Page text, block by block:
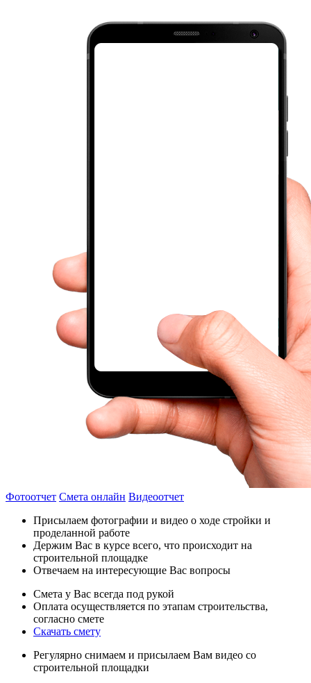
Фотоотчет Смета онлайн Видеоотчет
Присылаем фотографии и видео о ходе стройки и
проделанной работе
Держим Вас в курсе всего, что происходит на
строительной площадке
Отвечаем на интересующие Вас вопросы
Смета у Вас всегда под рукой
Оплата осуществляется по этапам строительства,
согласно смете
Скачать смету
Регулярно снимаем и присылаем Вам видео со
строительной площадки